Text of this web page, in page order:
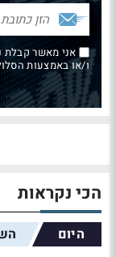
אני מאשר קבלת
ו/או באמצעות הסלולר
הכי נקראות
היום